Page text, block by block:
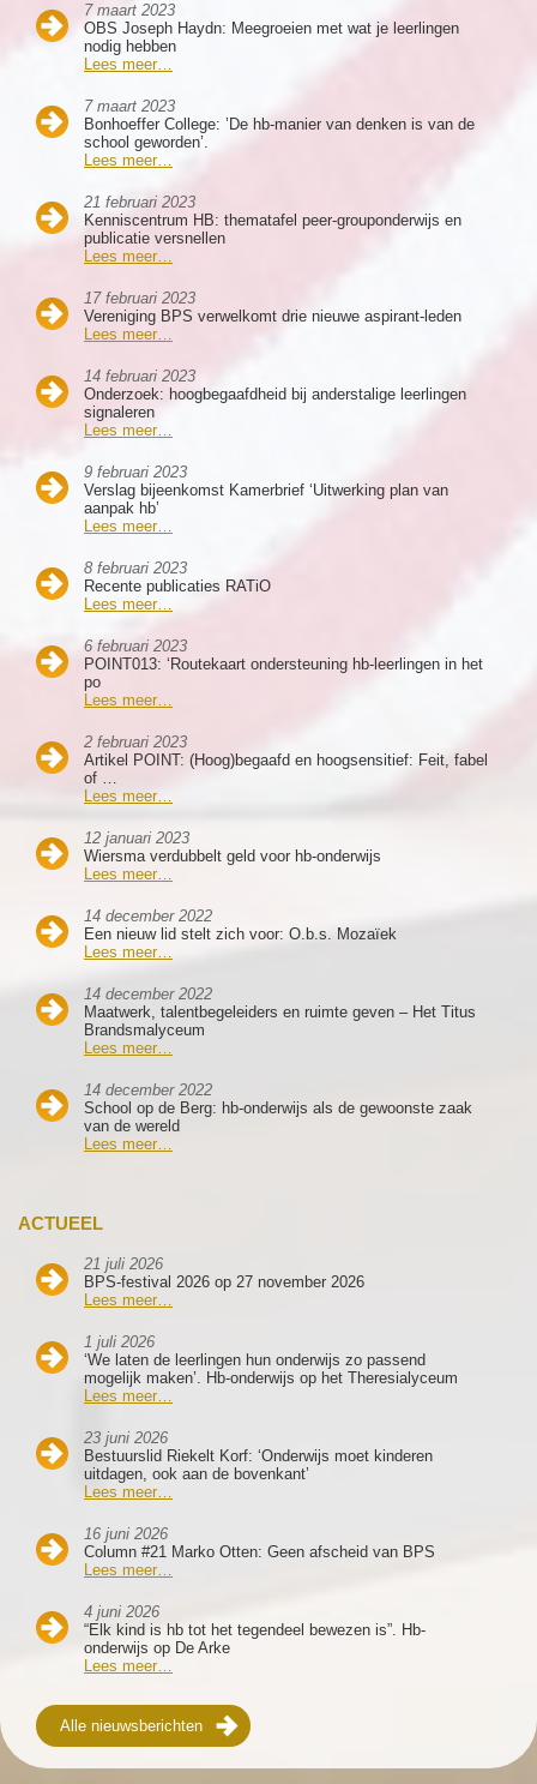
ACTUEEL
21 juli 2026
BPS-festival 2026 op 27 november 2026
Lees meer…
1 juli 2026
‘We laten de leerlingen hun onderwijs zo passend
mogelijk maken’. Hb-onderwijs op het Theresialyceum
Lees meer…
23 juni 2026
Bestuurslid Riekelt Korf: ‘Onderwijs moet kinderen
uitdagen, ook aan de bovenkant’
Lees meer…
16 juni 2026
Column #21 Marko Otten: Geen afscheid van BPS
Lees meer…
4 juni 2026
“Elk kind is hb tot het tegendeel bewezen is”. Hb-
onderwijs op De Arke
Lees meer…
Alle nieuwsberichten
7 maart 2023
OBS Joseph Haydn: Meegroeien met wat je leerlingen
nodig hebben
Lees meer…
7 maart 2023
Bonhoeffer College: ’De hb-manier van denken is van de
school geworden’.
Lees meer…
21 februari 2023
Kenniscentrum HB: thematafel peer-grouponderwijs en
publicatie versnellen
Lees meer…
17 februari 2023
Vereniging BPS verwelkomt drie nieuwe aspirant-leden
Lees meer…
14 februari 2023
Onderzoek: hoogbegaafdheid bij anderstalige leerlingen
signaleren
Lees meer…
9 februari 2023
Verslag bijeenkomst Kamerbrief ‘Uitwerking plan van
aanpak hb’
Lees meer…
8 februari 2023
Recente publicaties RATiO
Lees meer…
6 februari 2023
POINT013: ‘Routekaart ondersteuning hb-leerlingen in het
po
Lees meer…
2 februari 2023
Artikel POINT: (Hoog)begaafd en hoogsensitief: Feit, fabel
of …
Lees meer…
12 januari 2023
Wiersma verdubbelt geld voor hb-onderwijs
Lees meer…
14 december 2022
Een nieuw lid stelt zich voor: O.b.s. Mozaïek
Lees meer…
14 december 2022
Maatwerk, talentbegeleiders en ruimte geven – Het Titus
Brandsmalyceum
Lees meer…
14 december 2022
School op de Berg: hb-onderwijs als de gewoonste zaak
van de wereld
Lees meer…